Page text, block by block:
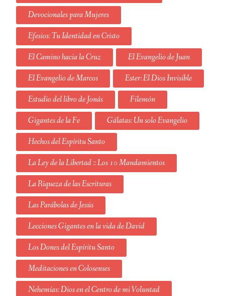
Devocionales para Mujeres
Efesios: Tu Identidad en Cristo
El Camino hacia la Cruz
El Evangelio de Juan
El Evangelio de Marcos
Ester: El Dios Invisible
Estudio del libro de Jonás
Filemón
Gigantes de la Fe
Gálatas: Un solo Evangelio
Hechos del Espíritu Santo
La Ley de la Libertad :: Los 10 Mandamientos
La Riqueza de las Escrituras
Las Parábolas de Jesús
Lecciones Gigantes en la vida de David
Los Dones del Espíritu Santo
Meditaciones en Colosenses
Nehemías: Dios en el Centro de mi Voluntad